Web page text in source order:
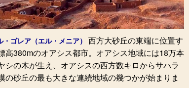
・ゴレア（エル・メニア） 西方大砂丘の東端に位置す
高380mのオアシス都市。オアシス地域には18万本
シの木が生え、オアシスの西方数キロからサハラ
の砂丘の最も大きな連続地域の幾つかが始まりま